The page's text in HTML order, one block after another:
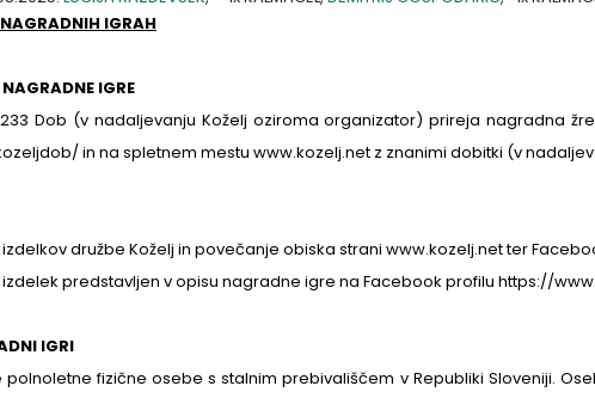
IGRAH
IGRE
Dob (v nadaljevanju Koželj oziroma organizator) prireja nagradna
in na spletnem mestu www.kozelj.net z znanimi dobitki (v
družbe Koželj in povečanje obiska strani www.kozelj.net ter
predstavljen v opisu nagradne igre na Facebook profilu https://
IGRI
fizične osebe s stalnim prebivališčem v Republiki Sloveniji.